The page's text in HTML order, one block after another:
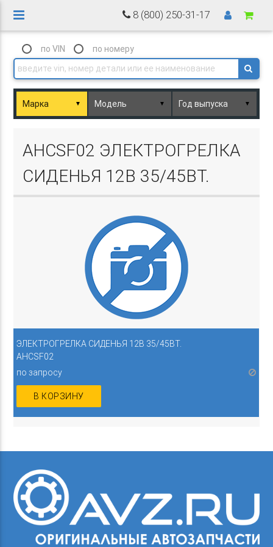
8 (800) 250-31-17
по VIN по номеру
▼ ▼ ▼
AHCSF02 ЭЛЕКТРОГРЕЛКА
СИДЕНЬЯ 12В 35/45ВТ.
ЭЛЕКТРОГРЕЛКА СИДЕНЬЯ 12В 35/45ВТ.
AHCSF02
по запросу
В КОРЗИНУ